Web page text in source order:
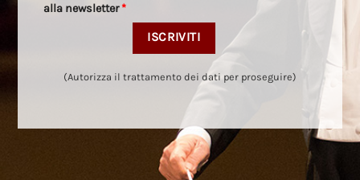
alla newsletter*
(Autorizza il trattamento dei dati per proseguire)